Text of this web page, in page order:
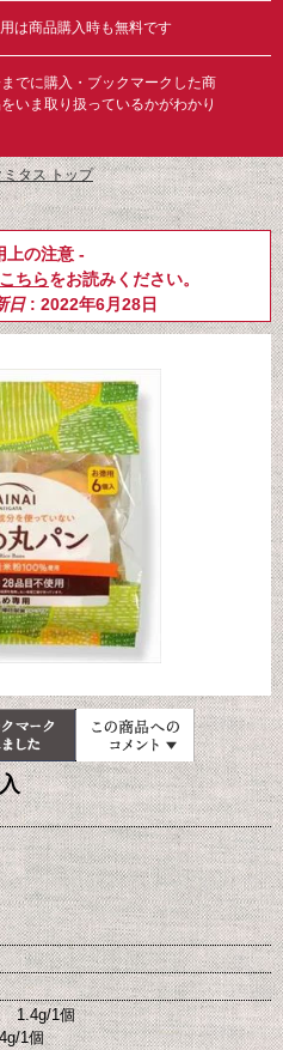
は商品購入時も無料です
でに購入・ブックマークした商
いま取り扱っているかがわかり
タス トップ
上の注意 -
こちらをお読みください。
日: 2022年6月28日
1.4g/1個
1個